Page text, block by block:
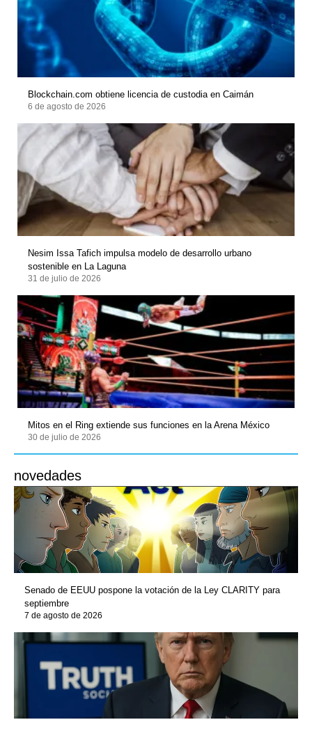
Blockchain.com obtiene licencia de custodia en Caimán
6 de agosto de 2026
Nesim Issa Tafich impulsa modelo de desarrollo urbano
sostenible en La Laguna
31 de julio de 2026
Mitos en el Ring extiende sus funciones en la Arena México
30 de julio de 2026
novedades
Senado de EEUU pospone la votación de la Ley CLARITY para
septiembre
7 de agosto de 2026